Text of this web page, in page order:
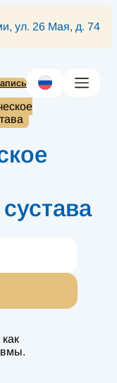
ул. 26 Мая, д. 74